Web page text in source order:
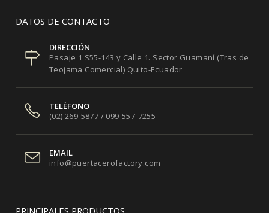
DATOS DE CONTACTO
DIRECCIÓN
Pasaje 1 S55-143 y Calle 1. Sector Guamaní (Tras de
Teojama Comercial) Quito-Ecuador
TELÉFONO
(02) 269-5877 / 099-557-7255
EMAIL
info@puertacerofactory.com
PRINCIPALES PRODUCTOS